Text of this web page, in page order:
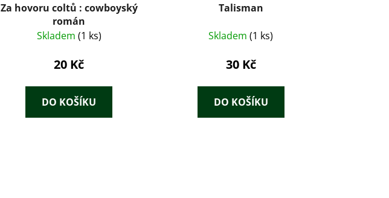
Za hovoru coltů : cowboyský
román
Skladem (1 ks)
20 Kč
DO KOŠÍKU
Talisman
Skladem(1 ks)
30 Kč
DO KOŠÍKU